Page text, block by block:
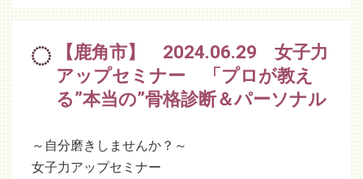
【鹿角市】 2024.06.29 女子力
アップセミナー 「プロが教え
る”本当の”骨格診断＆パーソナル
～自分磨きしませんか？～
女子力アップセミナー